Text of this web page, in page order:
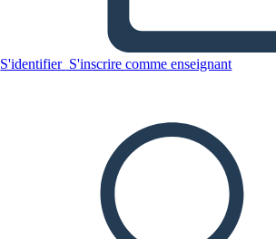
S'identifier S'inscrire comme enseignant
LIRE LE DIAPORAMA
LIS-MOI